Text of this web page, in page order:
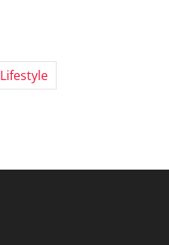
Lifestyle